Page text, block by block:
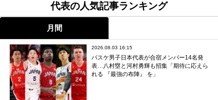
代表の人気記事ランキング
月間
2026.08.03 16:15
バスケ男子日本代表が合宿メンバー14名発
表…八村塁と河村勇輝も招集「期待に応えら
れる 『最強の布陣』 を」